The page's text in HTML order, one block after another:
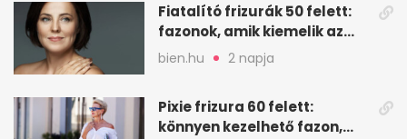
Fiatalító frizurák 50 felett:
fazonok, amik kiemelik az
arcodat
bien.hu 2 napja
Pixie frizura 60 felett:
könnyen kezelhető fazon,